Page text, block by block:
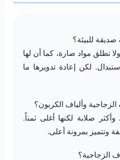
للبيئة؟
تطلق مواد ضارة، كما أن لها
لكن إعادة تدويرها ما
وألياف الكربون؟
صلابة لكنها أغلى ثمناً.
وتتميز بمرونة أعلى.
الزجاجية؟